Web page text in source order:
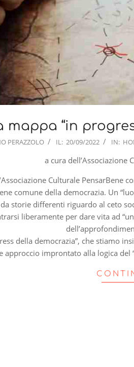
mappa “in
PERAZZOLO IL: 20/09/2022 IN:
a cura dell’Associazione
Culturale PensarBene
comune della democrazia. Un
storie differenti riguardo al ceto
liberamente per dare vita ad
della democrazia”, che stiamo
approccio improntato alla logica del